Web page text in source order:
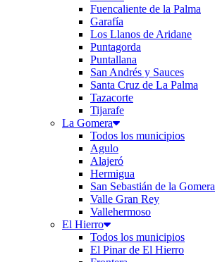
Fuencaliente de la Palma
Garafía
Los Llanos de Aridane
Puntagorda
Puntallana
San Andrés y Sauces
Santa Cruz de La Palma
Tazacorte
Tijarafe
La Gomera
Todos los municipios
Agulo
Alajeró
Hermigua
San Sebastián de la Gomera
Valle Gran Rey
Vallehermoso
El Hierro
Todos los municipios
El Pinar de El Hierro